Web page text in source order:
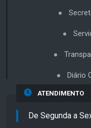
Diário
ATENDIMENTO
De Segunda a